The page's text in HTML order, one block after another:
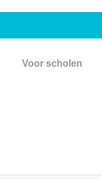
Voor scholen